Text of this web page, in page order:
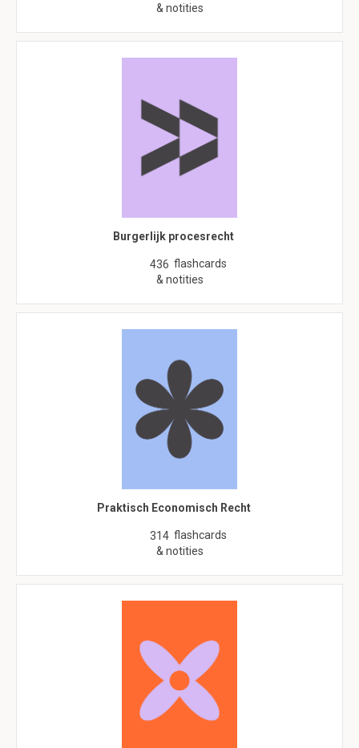
& notities
Burgerlijk procesrecht
436 flashcards
& notities
Praktisch Economisch Recht
314 flashcards
& notities